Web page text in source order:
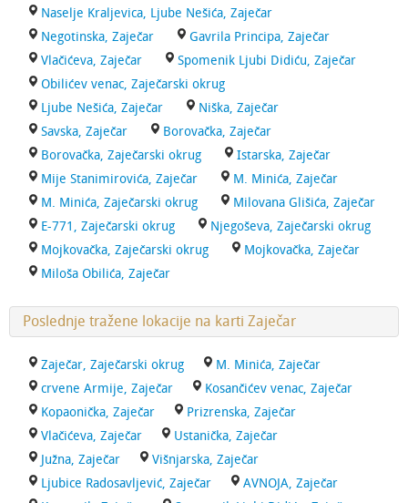
Naselje Kraljevica, Ljube Nešića, Zaječar
Negotinska, Zaječar
Gavrila Principa, Zaječar
Vlačićeva, Zaječar
Spomenik Ljubi Didiću, Zaječar
Obilićev venac, Zaječarski okrug
Ljube Nešića, Zaječar
Niška, Zaječar
Savska, Zaječar
Borovačka, Zaječar
Borovačka, Zaječarski okrug
Istarska, Zaječar
Mije Stanimirovića, Zaječar
M. Minića, Zaječar
M. Minića, Zaječarski okrug
Milovana Glišića, Zaječar
E-771, Zaječarski okrug
Njegoševa, Zaječarski okrug
Mojkovačka, Zaječarski okrug
Mojkovačka, Zaječar
Miloša Obilića, Zaječar
Poslednje tražene lokacije na karti Zaječar
Zaječar, Zaječarski okrug
M. Minića, Zaječar
crvene Armije, Zaječar
Kosančićev venac, Zaječar
Kopaonička, Zaječar
Prizrenska, Zaječar
Vlačićeva, Zaječar
Ustanička, Zaječar
Južna, Zaječar
Višnjarska, Zaječar
Ljubice Radosavljević, Zaječar
AVNOJA, Zaječar